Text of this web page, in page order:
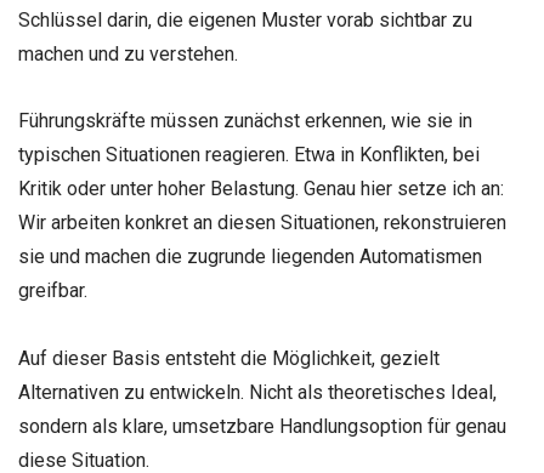
Schlüssel darin, die eigenen Muster vorab sichtbar zu
machen und zu verstehen.
Führungskräfte müssen zunächst erkennen, wie sie in
typischen Situationen reagieren. Etwa in Konflikten, bei
Kritik oder unter hoher Belastung. Genau hier setze ich an:
Wir arbeiten konkret an diesen Situationen, rekonstruieren
sie und machen die zugrunde liegenden Automatismen
greifbar.
Auf dieser Basis entsteht die Möglichkeit, gezielt
Alternativen zu entwickeln. Nicht als theoretisches Ideal,
sondern als klare, umsetzbare Handlungsoption für genau
diese Situation.